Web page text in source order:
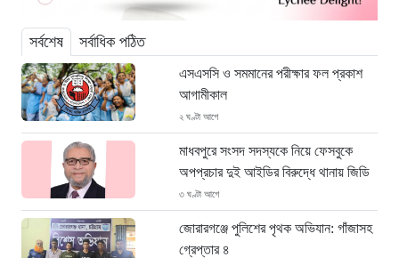
সর্বশেষ সর্বাধিক পঠিত
এসএসসি ও সমমানের পরীক্ষার ফল প্রকাশ
আগামীকাল
২ ঘণ্টা আগে
মাধবপুরে সংসদ সদস্যকে নিয়ে ফেসবুকে
অপপ্রচার দুই আইডির বিরুদ্ধে থানায় জিডি
৩ ঘণ্টা আগে
জোরারগঞ্জে পুলিশের পৃথক অভিযান: গাঁজাসহ
গ্রেপ্তার ৪